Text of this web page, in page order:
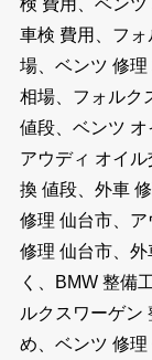
検 費用、ベン
車検 費用、フ
場、ベンツ 修
相場、フォルク
値段、ベンツ オ
アウディ オイ
換 値段、外車
修理 仙台市、
修理 仙台市、
く、BMW 整備
ルクスワーゲン
め、ベンツ 修